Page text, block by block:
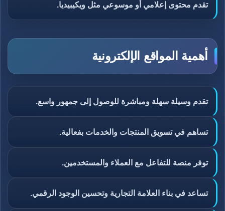
تقدم محتوى إعلامي أو موسوعي مثل ويكيبيديا.
أهمية المواقع الإلكترونية
تقدم وسيلة سهلة ومباشرة للوصول إلى جمهور واسع.
تساهم في تسويق المنتجات والخدمات بفعالية.
توفر منصة للتفاعل مع العملاء والمستخدمين.
تساعد في بناء العلامة التجارية وتحسين الوجود الرقمي.